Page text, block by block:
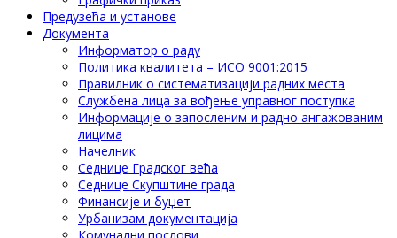
Предузећа и установе
Документа
Информатор о раду
Политика квалитета – ИСО 9001:2015
Правилник о систематизацији радних места
Службена лица за вођење управног поступка
Информације о запосленим и радно ангажованим
лицима
Начелник
Седнице Градског већа
Седнице Скупштине града
Финансије и буџет
Урбанизам документација